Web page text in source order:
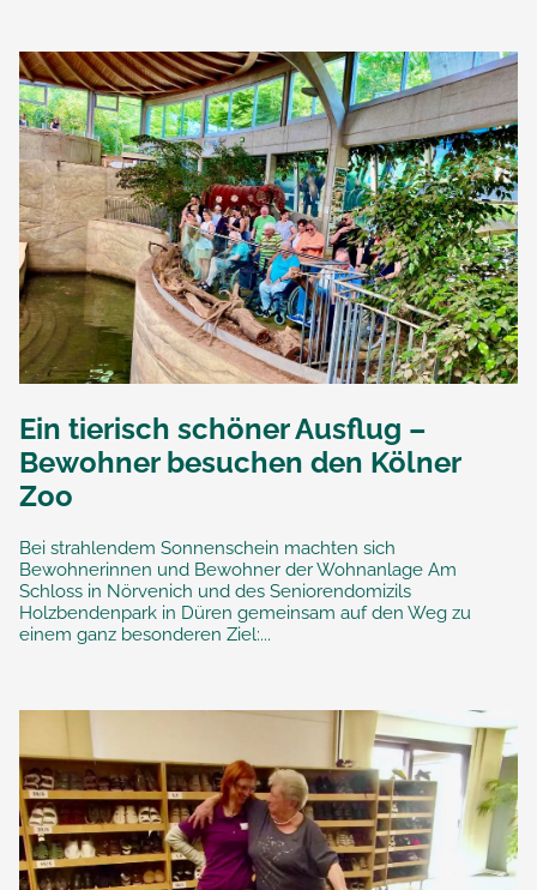
Ein tierisch schöner Ausflug –
Bewohner besuchen den Kölner
Zoo
Bei strahlendem Sonnenschein machten sich
Bewohnerinnen und Bewohner der Wohnanlage Am
Schloss in Nörvenich und des Seniorendomizils
Holzbendenpark in Düren gemeinsam auf den Weg zu
einem ganz besonderen Ziel:...